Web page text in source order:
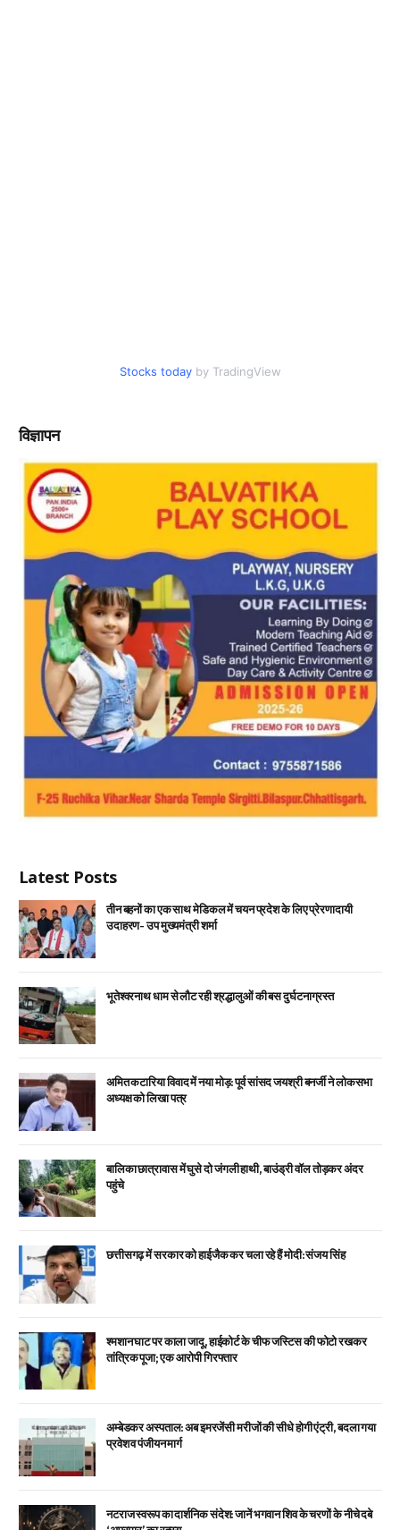
Stocks today by TradingView
विज्ञापन
Latest Posts
तीन बहनों का एक साथ मेडिकल में चयन प्रदेश के लिए प्रेरणादायी
उदाहरण- उप मुख्यमंत्री शर्मा
भूतेश्वरनाथ धाम से लौट रही श्रद्धालुओं की बस दुर्घटनाग्रस्त
अमित कटारिया विवाद में नया मोड़: पूर्व सांसद जयश्री बनर्जी ने लोकसभा
अध्यक्ष को लिखा पत्र
बालिका छात्रावास में घुसे दो जंगली हाथी, बाउंड्री वॉल तोड़कर अंदर
पहुंचे
छत्तीसगढ़ में सरकार को हाईजैक कर चला रहे हैं मोदी: संजय सिंह
श्मशान घाट पर काला जादू, हाईकोर्ट के चीफ जस्टिस की फोटो रखकर
तांत्रिक पूजा; एक आरोपी गिरफ्तार
अम्बेडकर अस्पताल: अब इमरजेंसी मरीजों की सीधे होगी एंट्री, बदला गया
प्रवेश व पंजीयन मार्ग
नटराज स्वरूप का दार्शनिक संदेश: जानें भगवान शिव के चरणों के नीचे दबे